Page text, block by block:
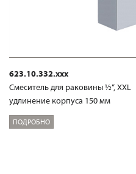
623.10.332.xxx
Смеситель для раковины ½“, XXL
удлинение корпуса 150 мм
ПОДРОБНО